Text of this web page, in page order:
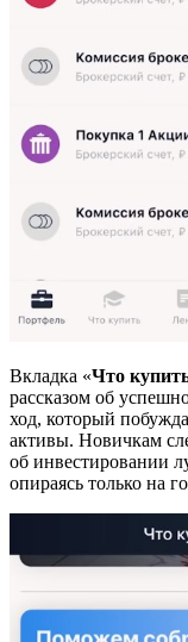
Вкладка «Что
рассказом об
ход, который
активы. Новичкам
об инвестировании
опираясь только на